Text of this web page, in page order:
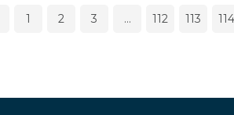
1 2 3 … 112 113 114